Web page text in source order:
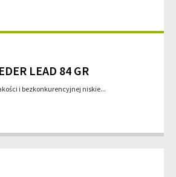
LEAD 84 GR
i bezkonkurencyjnej niskie...